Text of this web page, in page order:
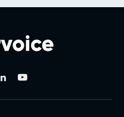
LinkedinYoutube